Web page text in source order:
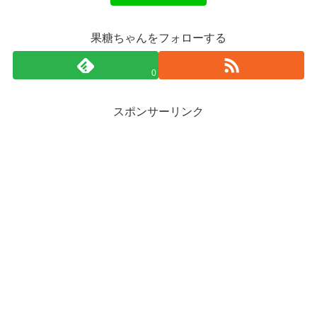
果糖ちゃんをフォローする
0
スポンサーリンク